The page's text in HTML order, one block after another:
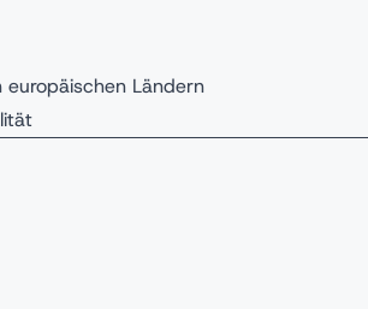
europäischen Ländern